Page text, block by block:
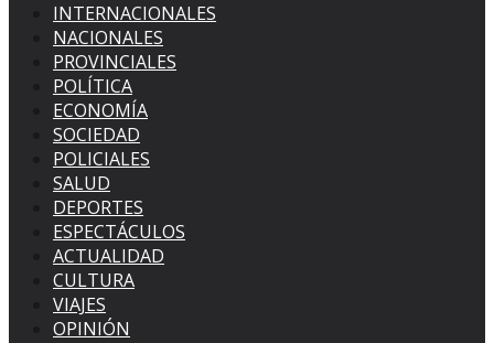
INTERNACIONALES
NACIONALES
PROVINCIALES
POLÍTICA
ECONOMÍA
SOCIEDAD
POLICIALES
SALUD
DEPORTES
ESPECTÁCULOS
ACTUALIDAD
CULTURA
VIAJES
OPINIÓN